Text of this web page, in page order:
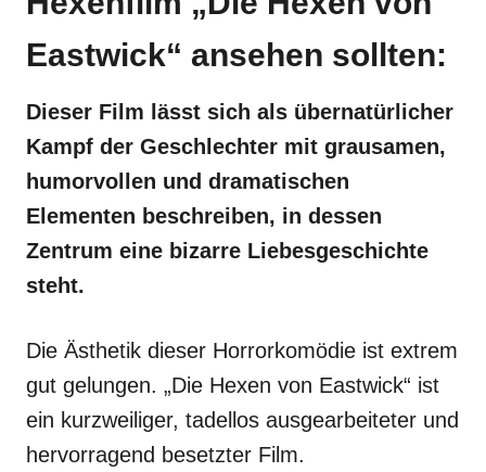
Eastwick“ ansehen sollten:
Dieser Film lässt sich als übernatürlicher
Kampf der Geschlechter mit grausamen,
humorvollen und dramatischen
Elementen beschreiben, in dessen
Zentrum eine bizarre Liebesgeschichte
steht.
Die Ästhetik dieser Horrorkomödie ist extrem
gut gelungen. „Die Hexen von Eastwick“ ist
ein kurzweiliger, tadellos ausgearbeiteter und
hervorragend besetzter Film.